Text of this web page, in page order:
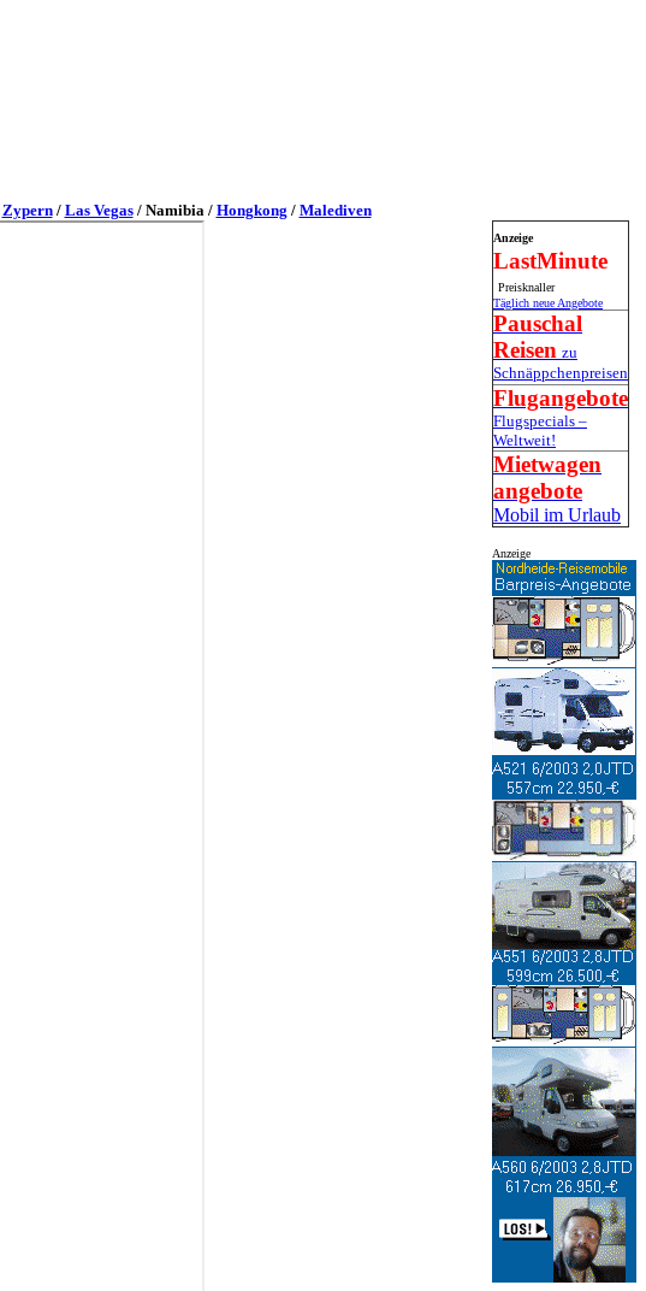
Zypern/ Las Vegas/ Namibia/ Hongkong / Malediven
Anzeige
LastMinute
Preisknaller
Täglich neue Angebote
Pauschal
Reisen zu
Schnäppchenpreisen
Flugangebote
Flugspecials –
Weltweit!
Mietwagen
angebote
Mobil im Urlaub
Anzeige